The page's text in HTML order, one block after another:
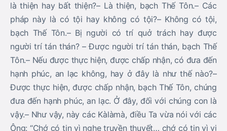
là thiện hay bất thiện?– Là thiện, bạch Thế Tôn.– Các
pháp này là có tội hay không có tội?– Không có tội,
bạch Thế Tôn.– Bị người có trí quở trách hay được
người trí tán thán? – Được người trí tán thán, bạch Thế
Tôn.– Nếu được thực hiện, được chấp nhận, có đưa đến
hạnh phúc, an lạc không, hay ở đây là như thế nào?–
Được thực hiện, được chấp nhận, bạch Thế Tôn, chúng
đưa đến hạnh phúc, an lạc. Ở đây, đối với chúng con là
vậy.– Như vậy, này các Kàlàmà, điều Ta vừa nói với các
Ông: “Chớ có tin vì nghe truyền thuyết… chớ có tin vì vị